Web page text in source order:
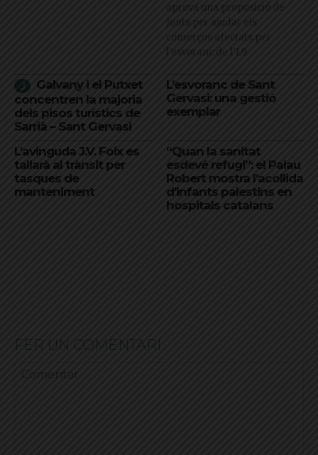
aprova una proposició de
Junts per ajudar els
comerços afectats per
l'esvoranc de l'L9
Galvany i el Putxet
concentren la majoria
dels pisos turístics de
Sarrià – Sant Gervasi
L’esvoranc de Sant
Gervasi: una gestió
exemplar
L’avinguda J.V. Foix es
tallarà al trànsit per
tasques de
manteniment
“Quan la sanitat
esdevé refugi”: el Palau
Robert mostra l’acollida
d’infants palestins en
hospitals catalans
FER UN COMENTARI